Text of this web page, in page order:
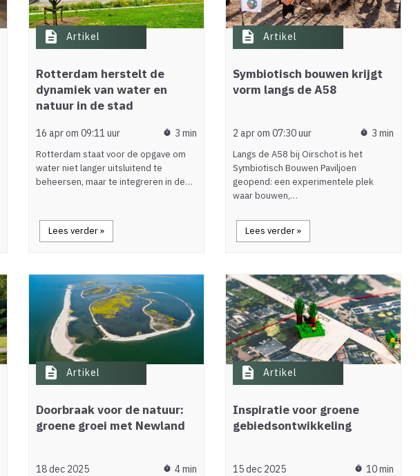
description Artikel
Rotterdam herstelt de
dynamiek van water en
natuur in de stad
16 apr om 09:11 uur timer 3 min
Rotterdam staat voor de opgave om
water niet langer uitsluitend te
beheersen, maar te integreren in de…
Lees verder »
description Artikel
Symbiotisch bouwen krijgt
vorm langs de A58
2 apr om 07:30 uur timer 3 min
Langs de A58 bij Oirschot is het
Symbiotisch Bouwen Paviljoen
geopend: een experimentele plek
waar bouwen,…
Lees verder »
description Artikel
Doorbraak voor de natuur:
groene groei met Newland
18 dec 2025 timer 4 min
description Artikel
Inspiratie voor groene
gebiedsontwikkeling
15 dec 2025 timer 10 min